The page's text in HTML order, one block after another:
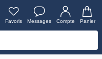
Favoris Messages Compte Panier